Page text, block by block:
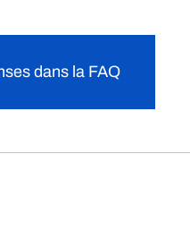
dans la FAQ